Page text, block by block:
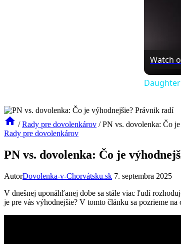
Watch
/ Rady pre dovolenkárov / PN vs. dovolenka: Čo
Rady pre dovolenkárov
PN vs. dovolenka: Čo je
AutorDovolenka-v-Chorvátsku.sk 7. septembra 2025
V dnešnej uponáhľanej dobe sa stále viac ľudí
je pre vás výhodnejšie? V tomto článku sa pozrieme